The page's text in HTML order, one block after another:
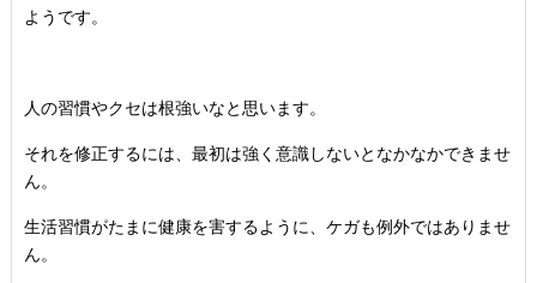
ようです。
人の習慣やクセは根強いなと思います。
それを修正するには、最初は強く意識しないとなかなかできませ
ん。
生活習慣がたまに健康を害するように、ケガも例外ではありませ
ん。